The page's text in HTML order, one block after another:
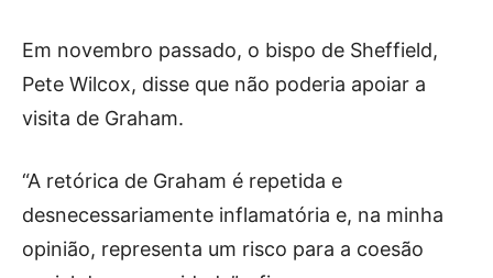
Em novembro passado, o bispo de Sheffield,
Pete Wilcox, disse que não poderia apoiar a
visita de Graham.
“A retórica de Graham é repetida e
desnecessariamente inflamatória e, na minha
opinião, representa um risco para a coesão